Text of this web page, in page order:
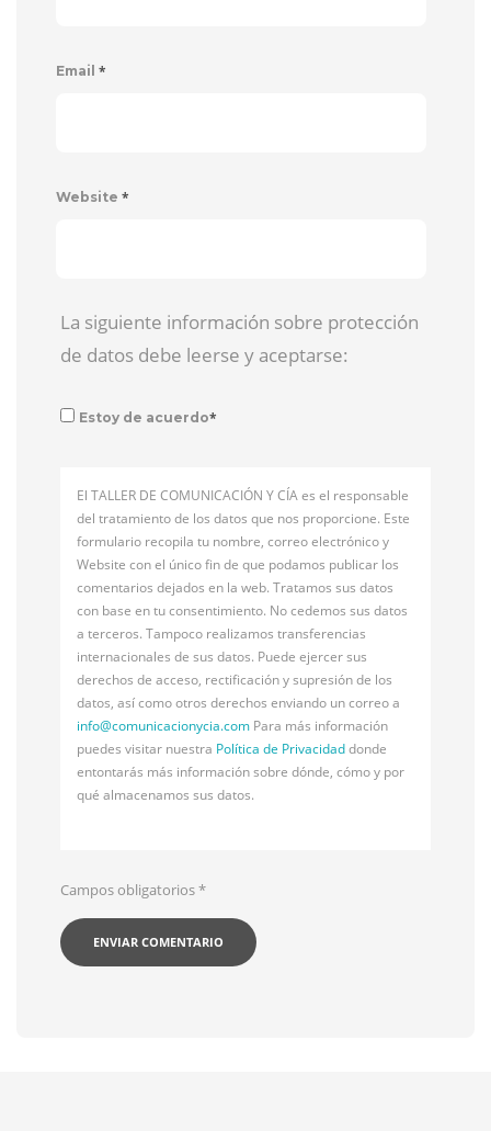
Email *
Website *
La siguiente información sobre protección
de datos debe leerse y aceptarse:
Estoy de acuerdo*
El TALLER DE COMUNICACIÓN Y CÍA es el responsable
del tratamiento de los datos que nos proporcione. Este
formulario recopila tu nombre, correo electrónico y
Website con el único fin de que podamos publicar los
comentarios dejados en la web. Tratamos sus datos
con base en tu consentimiento. No cedemos sus datos
a terceros. Tampoco realizamos transferencias
internacionales de sus datos. Puede ejercer sus
derechos de acceso, rectificación y supresión de los
datos, así como otros derechos enviando un correo a
info@comunicacionycia.com Para más información
puedes visitar nuestra Política de Privacidaddonde
entontarás más información sobre dónde, cómo y por
qué almacenamos sus datos.
Campos obligatorios*